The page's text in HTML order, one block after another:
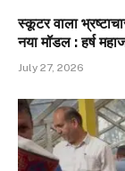
स्कूटर वाला
नया मॉडल : हर्ष
July 27, 2026